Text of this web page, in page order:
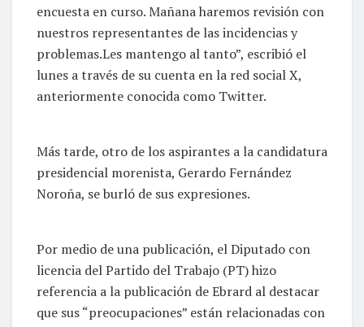
encuesta en curso. Mañana haremos revisión con
nuestros representantes de las incidencias y
problemas.Les mantengo al tanto”, escribió el
lunes a través de su cuenta en la red social X,
anteriormente conocida como Twitter.
Más tarde, otro de los aspirantes a la candidatura
presidencial morenista, Gerardo Fernández
Noroña, se burló de sus expresiones.
Por medio de una publicación, el Diputado con
licencia del Partido del Trabajo (PT) hizo
referencia a la publicación de Ebrard al destacar
que sus “preocupaciones” están relacionadas con